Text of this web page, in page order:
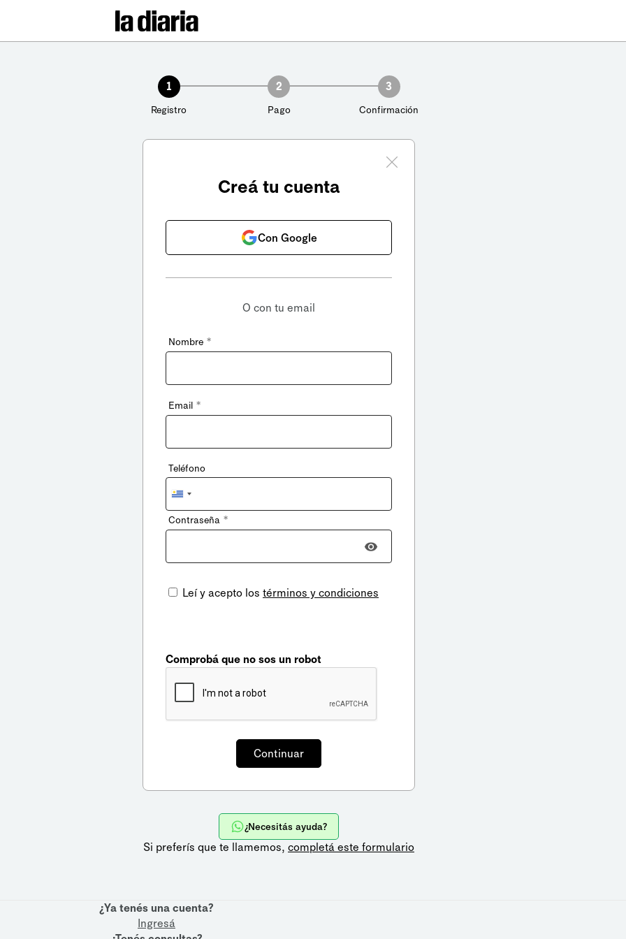
1
Registro
2
Pago
3
Confirmación
Creá tu cuenta
Con Google
O con tu email
Nombre *
Email *
Teléfono
Uruguay
+598
Contraseña *
Leí y acepto los términos y condiciones
Comprobá que no sos un robot
¿Necesitás ayuda?
Si preferís que te llamemos, completá este formulario
¿Ya tenés una cuenta?
Ingresá